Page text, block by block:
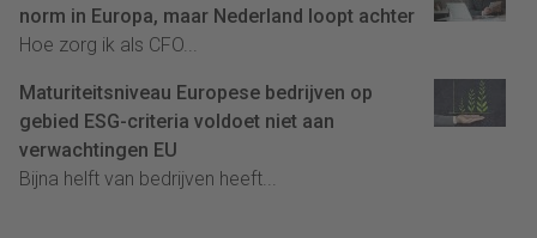
norm in Europa, maar Nederland loopt achter
Hoe zorg ik als CFO...
Maturiteitsniveau Europese bedrijven op
gebied ESG-criteria voldoet niet aan
verwachtingen EU
Bijna helft van bedrijven heeft...